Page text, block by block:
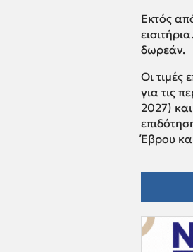
Εκτός
δωρεάν.
Οι τιμές
για τις
2027)
Έβρου